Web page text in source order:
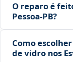
O reparo é
Pessoa‑PB?
Como
de vidro nos